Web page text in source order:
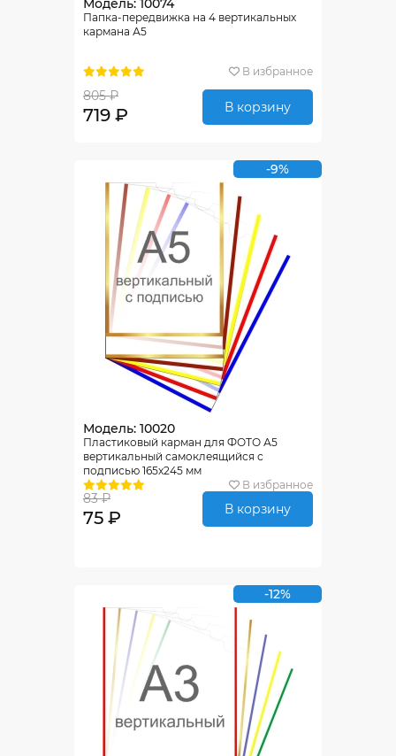
Модель: 10074
Папка-передвижка на 4 вертикальных
кармана А5
В избранное
805 ₽
719 ₽ В корзину
-9%
Модель: 10020
Пластиковый карман для ФОТО А5
вертикальный самоклеящийся с
подписью 165х245 мм
В избранное
83 ₽
75 ₽ В корзину
-12%